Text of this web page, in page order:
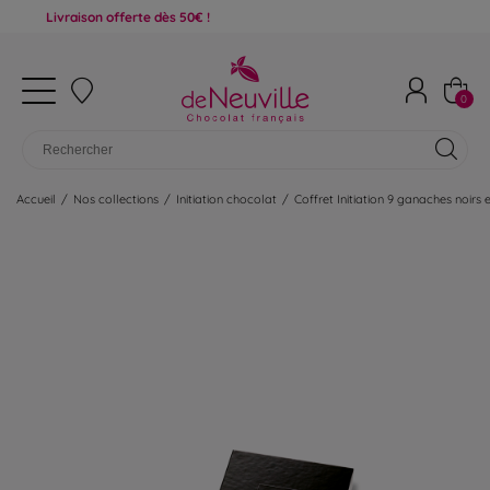
offerte dès 50€ !
0
Accueil / Nos collections / Initiation chocolat / Coffret Initiation 9 ganaches noirs